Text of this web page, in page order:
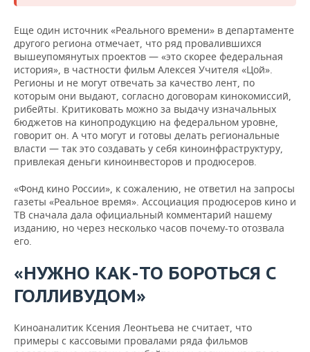
Еще один источник «Реального времени» в департаменте
другого региона отмечает, что ряд провалившихся
вышеупомянутых проектов — «это скорее федеральная
история», в частности фильм Алексея Учителя «Цой».
Регионы и не могут отвечать за качество лент, по
которым они выдают, согласно договорам кинокомиссий,
рибейты. Критиковать можно за выдачу изначальных
бюджетов на кинопродукцию на федеральном уровне,
говорит он. А что могут и готовы делать региональные
власти — так это создавать у себя киноинфраструктуру,
привлекая деньги киноинвесторов и продюсеров.
«Фонд кино России», к сожалению, не ответил на запросы
газеты «Реальное время». Ассоциация продюсеров кино и
ТВ сначала дала официальный комментарий нашему
изданию, но через несколько часов почему-то отозвала
его.
«НУЖНО КАК-ТО БОРОТЬСЯ С
ГОЛЛИВУДОМ»
Киноаналитик Ксения Леонтьева не считает, что
примеры с кассовыми провалами ряда фильмов